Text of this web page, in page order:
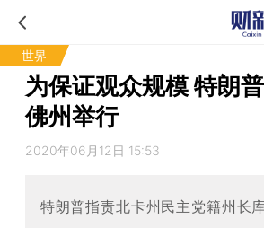
世界
为保证观众规模 特朗
佛州举行
2020年06月12日 15:53
特朗普指责北卡州民主党籍州长